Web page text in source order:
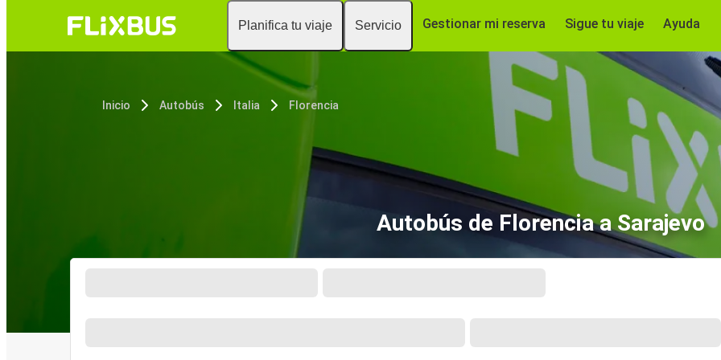
Planifica tu viaje Servicio Gestionar mi reserva Sigue tu viaje Ayuda
Inicio Autobús Italia Florencia
Autobús de Florencia a Sarajevo